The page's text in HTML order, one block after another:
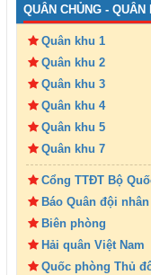
QUÂN CHỦNG - QUÂN
Quân khu 1
Quân khu 2
Quân khu 3
Quân khu 4
Quân khu 5
Quân khu 7
Cổng TTĐT Bộ
Báo Quân đội
Biên phòng
Hải quân Việt Nam
Quốc phòng Thủ